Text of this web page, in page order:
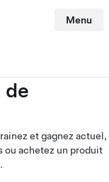
Menu
de
et gagnez actuel,
ou achetez un produit